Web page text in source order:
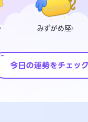
みずがめ座